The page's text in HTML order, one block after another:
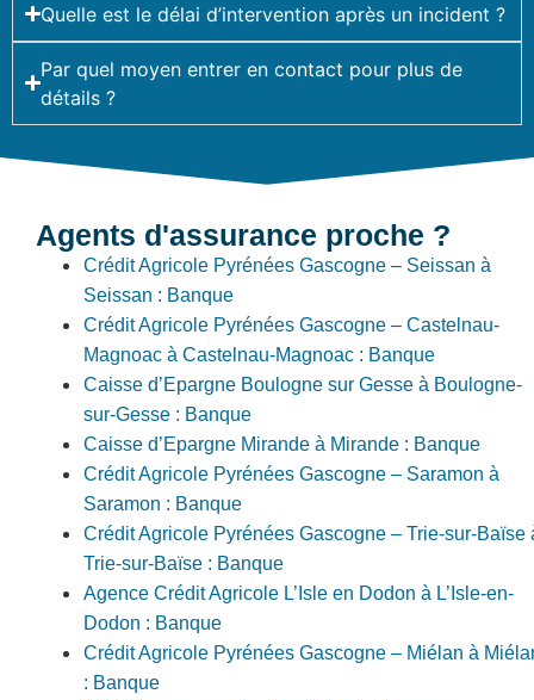
Quelle est le délai d’intervention après un incident ?
Par quel moyen entrer en contact pour plus de
détails ?
Agents d'assurance proche ?
Crédit Agricole Pyrénées Gascogne – Seissan à
Seissan : Banque
Crédit Agricole Pyrénées Gascogne – Castelnau-
Magnoac à Castelnau-Magnoac : Banque
Caisse d’Epargne Boulogne sur Gesse à Boulogne-
sur-Gesse : Banque
Caisse d’Epargne Mirande à Mirande : Banque
Crédit Agricole Pyrénées Gascogne – Saramon à
Saramon : Banque
Crédit Agricole Pyrénées Gascogne – Trie-sur-Baïse
Trie-sur-Baïse : Banque
Agence Crédit Agricole L’Isle en Dodon à L’Isle-en-
Dodon : Banque
Crédit Agricole Pyrénées Gascogne – Miélan à
: Banque